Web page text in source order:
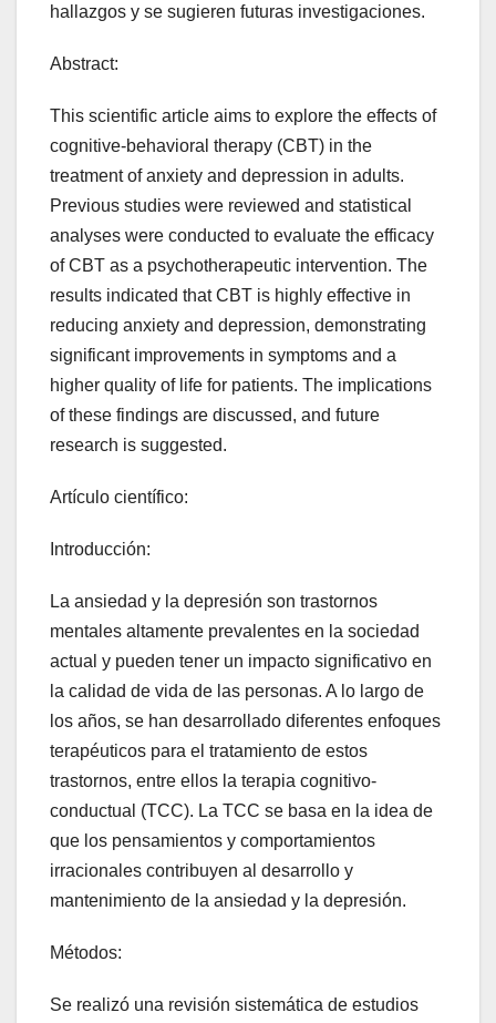
hallazgos y se sugieren futuras investigaciones.
Abstract:
This scientific article aims to explore the effects of
cognitive-behavioral therapy (CBT) in the
treatment of anxiety and depression in adults.
Previous studies were reviewed and statistical
analyses were conducted to evaluate the efficacy
of CBT as a psychotherapeutic intervention. The
results indicated that CBT is highly effective in
reducing anxiety and depression, demonstrating
significant improvements in symptoms and a
higher quality of life for patients. The implications
of these findings are discussed, and future
research is suggested.
Artículo científico:
Introducción:
La ansiedad y la depresión son trastornos
mentales altamente prevalentes en la sociedad
actual y pueden tener un impacto significativo en
la calidad de vida de las personas. A lo largo de
los años, se han desarrollado diferentes enfoques
terapéuticos para el tratamiento de estos
trastornos, entre ellos la terapia cognitivo-
conductual (TCC). La TCC se basa en la idea de
que los pensamientos y comportamientos
irracionales contribuyen al desarrollo y
mantenimiento de la ansiedad y la depresión.
Métodos:
Se realizó una revisión sistemática de estudios